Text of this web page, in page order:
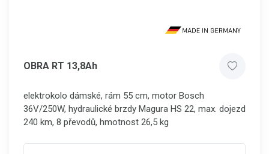
OBRA RT 13,8Ah
elektrokolo dámské, rám 55 cm, motor Bosch
36V/250W, hydraulické brzdy Magura HS 22, max. dojezd
240 km, 8 převodů, hmotnost 26,5 kg